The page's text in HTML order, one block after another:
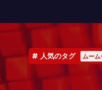
人気のタグ ムー